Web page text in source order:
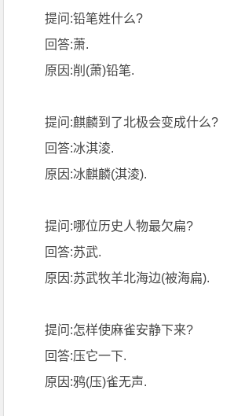
提问:铅笔姓什么?
回答:萧.
原因:削(萧)铅笔.
提问:麒麟到了北极会变成什么?
回答:冰淇淩.
原因:冰麒麟(淇淩).
提问:哪位历史人物最欠扁?
回答:苏武.
原因:苏武牧羊北海边(被海扁).
提问:怎样使麻雀安静下来?
回答:压它一下.
原因:鸦(压)雀无声.